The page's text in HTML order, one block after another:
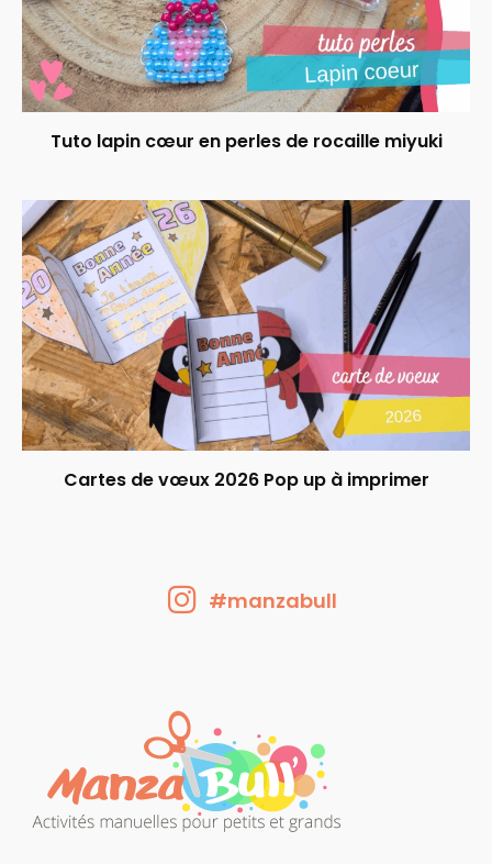
Tuto lapin cœur en perles de rocaille miyuki
Cartes de vœux 2026 Pop up à imprimer
#manzabull